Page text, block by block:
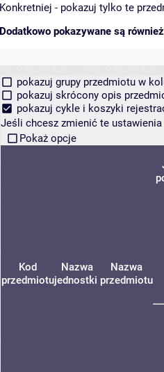
Konkretniej - pokazuj tylko te
Dodatkowo pokazywane są
pokazuj grupy przedmiotu w
pokazuj skrócony opis
pokazuj cykle i koszyki
Jeśli chcesz zmienić te
Pokaż opcje
Kod
przedmiotu
Nazwa
jednostki
Nazwa
przedmiotu